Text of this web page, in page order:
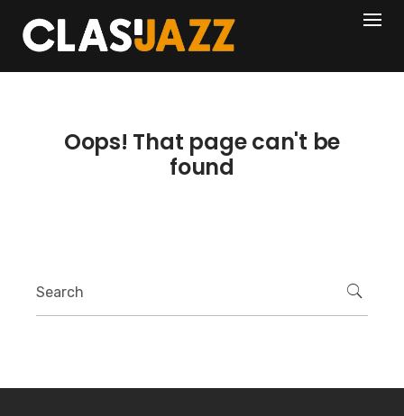
content
404
Oops! That page can't be
found